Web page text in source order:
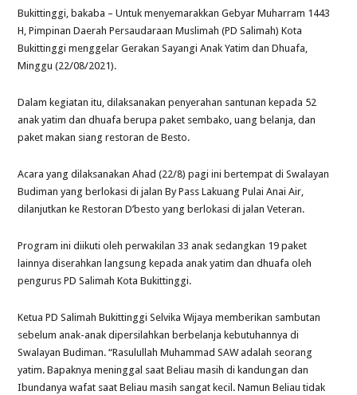
Bukittinggi, bakaba – Untuk menyemarakkan Gebyar Muharram 1443
H, Pimpinan Daerah Persaudaraan Muslimah (PD Salimah) Kota
Bukittinggi menggelar Gerakan Sayangi Anak Yatim dan Dhuafa,
Minggu (22/08/2021).
Dalam kegiatan itu, dilaksanakan penyerahan santunan kepada 52
anak yatim dan dhuafa berupa paket sembako, uang belanja, dan
paket makan siang restoran de Besto.
Acara yang dilaksanakan Ahad (22/8) pagi ini bertempat di Swalayan
Budiman yang berlokasi di jalan By Pass Lakuang Pulai Anai Air,
dilanjutkan ke Restoran D’besto yang berlokasi di jalan Veteran.
Program ini diikuti oleh perwakilan 33 anak sedangkan 19 paket
lainnya diserahkan langsung kepada anak yatim dan dhuafa oleh
pengurus PD Salimah Kota Bukittinggi.
Ketua PD Salimah Bukittinggi Selvika Wijaya memberikan sambutan
sebelum anak-anak dipersilahkan berbelanja kebutuhannya di
Swalayan Budiman. “Rasulullah Muhammad SAW adalah seorang
yatim. Bapaknya meninggal saat Beliau masih di kandungan dan
Ibundanya wafat saat Beliau masih sangat kecil. Namun Beliau tidak